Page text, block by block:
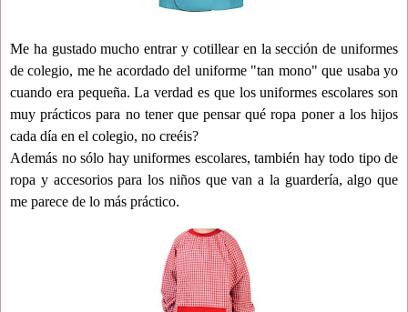
Me ha gustado mucho entrar y cotillear en la sección de uniformes
de colegio, me he acordado del uniforme "tan mono" que usaba yo
cuando era pequeña. La verdad es que los uniformes escolares son
muy prácticos para no tener que pensar qué ropa poner a los hijos
cada día en el colegio, no creéis?
Además no sólo hay uniformes escolares, también hay todo tipo de
ropa y accesorios para los niños que van a la guardería, algo que
me parece de lo más práctico.